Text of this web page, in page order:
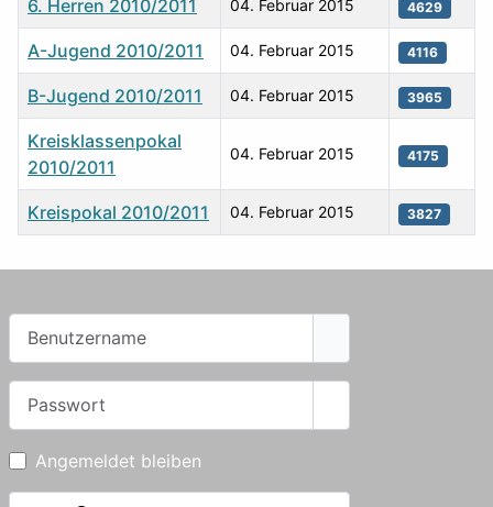
6. Herren 2010/2011 04. Februar 2015 4629
A-Jugend 2010/2011 04. Februar 2015 4116
B-Jugend 2010/2011 04. Februar 2015 3965
Kreisklassenpokal
2010/2011
04. Februar 2015 4175
Kreispokal 2010/2011 04. Februar 2015 3827
Angemeldet bleiben